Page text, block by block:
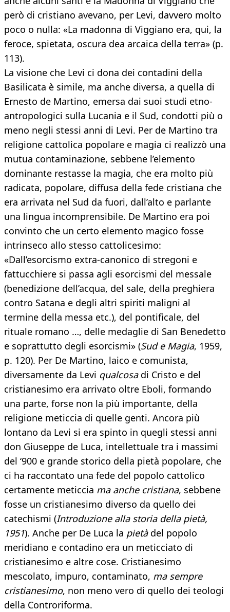
però di cristiano avevano, per Levi, davvero molto
poco o nulla: «La madonna di Viggiano era, qui, la
feroce, spietata, oscura dea arcaica della terra» (p.
113).
La visione che Levi ci dona dei contadini della
Basilicata è simile, ma anche diversa, a quella di
Ernesto de Martino, emersa dai suoi studi etno-
antropologici sulla Lucania e il Sud, condotti più o
meno negli stessi anni di Levi. Per de Martino tra
religione cattolica popolare e magia ci realizzò una
mutua contaminazione, sebbene l’elemento
dominante restasse la magia, che era molto più
radicata, popolare, diffusa della fede cristiana che
era arrivata nel Sud da fuori, dall’alto e parlante
una lingua incomprensibile. De Martino era poi
convinto che un certo elemento magico fosse
intrinseco allo stesso cattolicesimo:
«Dall’esorcismo extra-canonico di stregoni e
fattucchiere si passa agli esorcismi del messale
(benedizione dell’acqua, del sale, della preghiera
contro Satana e degli altri spiriti maligni al
termine della messa etc.), del pontificale, del
rituale romano …, delle medaglie di San Benedetto
e soprattutto degli esorcismi» (Sud e Magia, 1959,
p. 120). Per De Martino, laico e comunista,
diversamente da Levi qualcosadi Cristo e del
cristianesimo era arrivato oltre Eboli, formando
una parte, forse non la più importante, della
religione meticcia di quelle genti. Ancora più
lontano da Levi si era spinto in quegli stessi anni
don Giuseppe de Luca, intellettuale tra i massimi
del ‘900 e grande storico della pietà popolare, che
ci ha raccontato una fede del popolo cattolico
certamente meticcia ma anche cristiana, sebbene
fosse un cristianesimo diverso da quello dei
catechismi (Introduzione alla storia della pietà,
1951). Anche per De Luca la pietàdel popolo
meridiano e contadino era un meticciato di
cristianesimo e altre cose. Cristianesimo
mescolato, impuro, contaminato, ma sempre
cristianesimo, non meno vero di quello dei teologi
della Controriforma.